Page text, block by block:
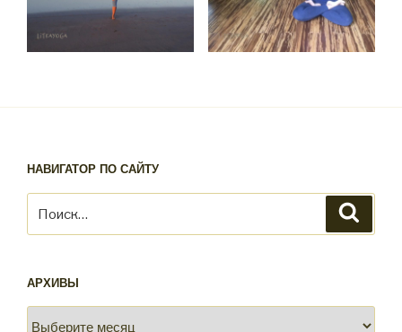
НАВИГАТОР ПО САЙТУ
АРХИВЫ